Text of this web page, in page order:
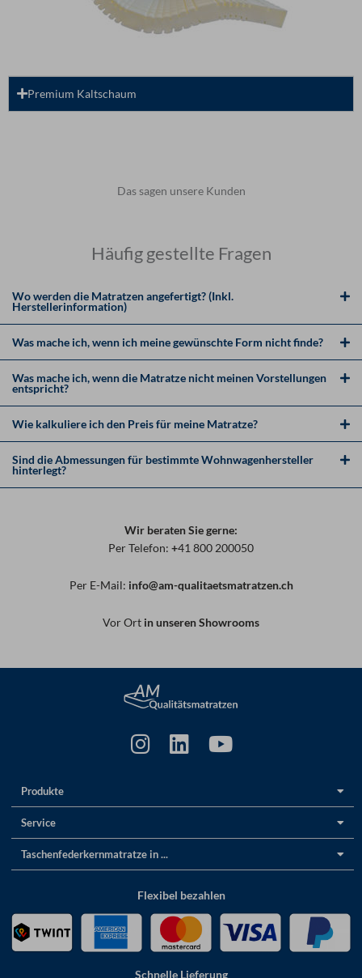
Premium Kaltschaum
Das sagen unsere Kunden
Häufig gestellte Fragen
Wo werden die Matratzen angefertigt? (Inkl.
Herstellerinformation)
Was mache ich, wenn ich meine gewünschte Form nicht finde?
Was mache ich, wenn die Matratze nicht meinen Vorstellungen
entspricht?
Wie kalkuliere ich den Preis für meine Matratze?
Sind die Abmessungen für bestimmte Wohnwagenhersteller
hinterlegt?
Wir beraten Sie gerne:
Per Telefon: +41 800 200050
Per E-Mail: info@am-qualitaetsmatratzen.ch
Vor Ort in unseren Showrooms
Produkte
Service
Taschenfederkernmatratze in ...
Flexibel bezahlen
Schnelle Lieferung